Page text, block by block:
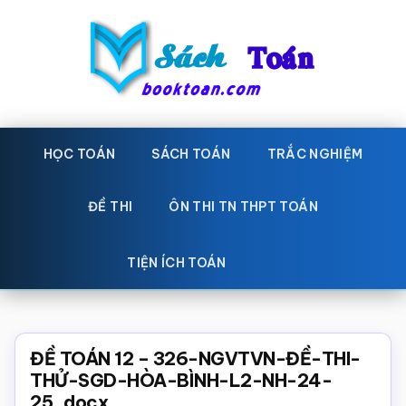
Sách
Toán
toán
Học
toán,
giáo
Toán,
trắc
HỌC TOÁN SÁCH TOÁN TRẮC NGHIỆM
ĐỀ THI ÔN THI TN THPT TOÁN
TIỆN ÍCH TOÁN
ĐỀ TOÁN 12 – 326-NGVTVN-ĐỀ-THI-
THỬ-SGD-HÒA-BÌNH-L2-NH-24-